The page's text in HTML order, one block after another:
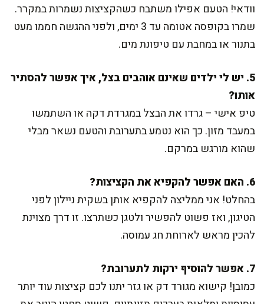
וודאי! הטעם אפילו משתבח כשהקציצות נשמרות במקרר.
שמרו בקופסה אטומה עד 3 ימים, ולפני ההגשה חממו מעט
בתנור או במחבת עם טיפונת מים.
5. יש לי ילדים שאינם אוהבים בצל, איך אפשר להסתיר
אותו?
טיפ אישי – גרדו את הבצל במגרדת דקה או השתמשו
במעבד מזון. כך הוא נטמע בתערובת והטעם נשאר מבלי
שהוא מורגש במרקם.
6. האם אפשר להקפיא את הקציצות?
בהחלט! אני ממליצה להקפיא אותן בשקית ניילון לפני
הטיגון, ואז פשוט להפשיר ולטגן כשתרצו. זו דרך מצוינת
להכין מראש לארוחת חג עמוסה.
7. אפשר להוסיף ירקות לתערובת?
כמובן! קישוא מגורד דק או גזר יתנו לכם קציצות עוד יותר